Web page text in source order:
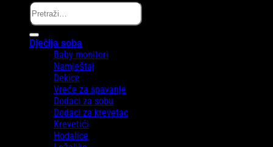
Pretraži:
Dječija soba
Baby monitori
Namještaj
Dekice
Vreće za spavanje
Dodaci za sobu
Dodaci za krevetac
Krevetići
Hodalice